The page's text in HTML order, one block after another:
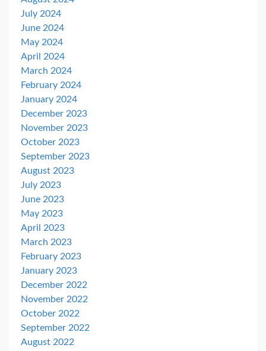
July 2024
June 2024
May 2024
April 2024
March 2024
February 2024
January 2024
December 2023
November 2023
October 2023
September 2023
August 2023
July 2023
June 2023
May 2023
April 2023
March 2023
February 2023
January 2023
December 2022
November 2022
October 2022
September 2022
August 2022